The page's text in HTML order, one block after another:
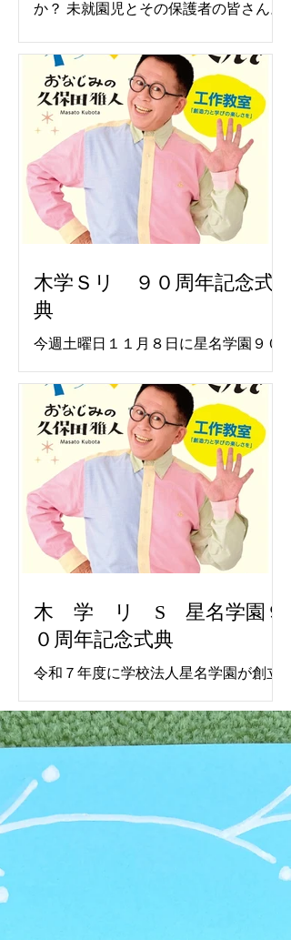
か？ 未就園児とその保護者の皆さん。
６月８日より予約できます
木学Ｓリ ９０周年記念式
典
今週土曜日１１月８日に星名学園９０
としてわくわくさんでおなじみの久保
田雅人氏に工作ショウを行っていただ
きます。 在園卒園生をはじめ、一般の
方も参加可能ですので是非お越しくだ
さい。 駐車場としてクスリのアオキ浜
北店横の公設駐車場をお借りしてあり
ますのでご利用ください。 位置は以下
の通り
https://maps.app.goo.gl/544mB8xuA7ri
には停めないようにお願いします。 記
念講演中は写真・動画撮影共に禁止で
す。ぜひ生の目でご覧ください。
木 学 リ S 星名学園９
０周年記念式典
令和７年度に学校法人星名学園が創立
て来る１１月８日（土）河北台中学校
講堂にて記念式典・記念講演を行いま
講師にはわくわくさんでおなじみ久保
田雅人氏を講師に「創造力と学びの楽
しさを」を演目に工作教室を行って